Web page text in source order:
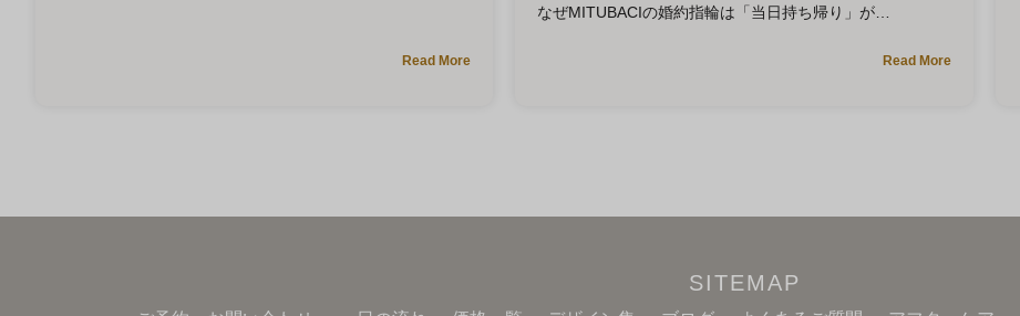
Read More
なぜMITUBACIの婚約指輪は「当日持ち帰り」が
Read More
SITEMAP